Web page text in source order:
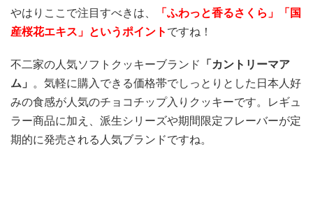
やはりここで注目すべきは、 「ふわっと香るさくら 」「国
産桜花エキス」というポイント ですね！
不二家の人気ソフトクッキーブランド 「カントリーマア
ム」 。気軽に購入できる価格帯でしっとりとした日本人好
みの食感が人気のチョコチップ入りクッキーです。レギュ
ラー商品に加え、派生シリーズや期間限定フレーバーが定
期的に発売される人気ブランドですね。